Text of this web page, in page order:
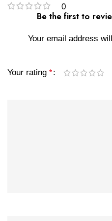
0
Your email address
Your rating *